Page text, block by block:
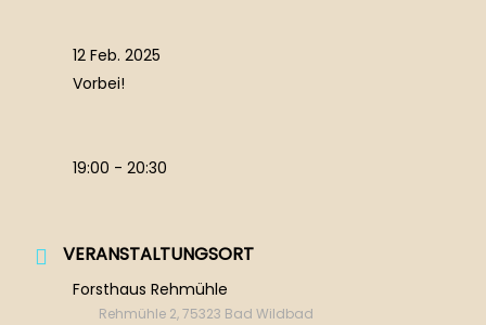
12 Feb. 2025
Vorbei!
19:00 - 20:30
VERANSTALTUNGSORT
Forsthaus Rehmühle
Rehmühle 2, 75323 Bad Wildbad